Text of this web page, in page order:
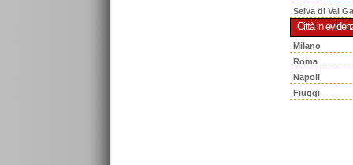
Selva di Val
Città in
Milano
Roma
Napoli
Fiuggi